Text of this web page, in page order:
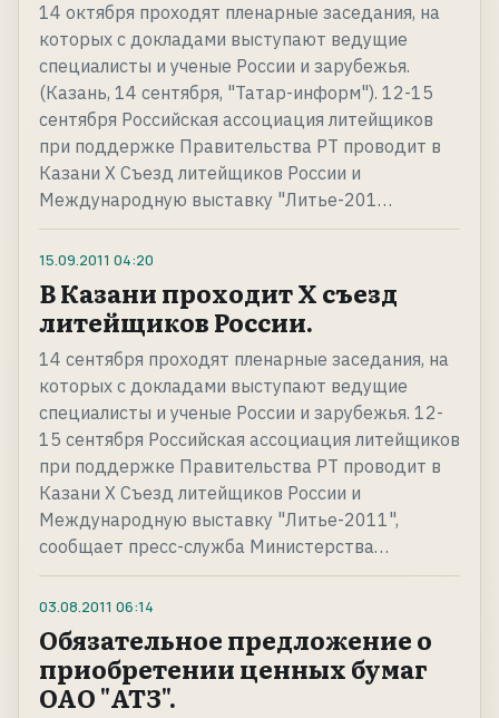
14 октября проходят пленарные заседания, на
которых с докладами выступают ведущие
специалисты и ученые России и зарубежья.
(Казань, 14 сентября, "Татар-информ"). 12-15
сентября Российская ассоциация литейщиков
при поддержке Правительства РТ проводит в
Казани X Съезд литейщиков России и
Международную выставку "Литье-201…
15.09.2011 04:20
В Казани проходит X съезд
литейщиков России.
14 сентября проходят пленарные заседания, на
которых с докладами выступают ведущие
специалисты и ученые России и зарубежья. 12-
15 сентября Российская ассоциация литейщиков
при поддержке Правительства РТ проводит в
Казани X Съезд литейщиков России и
Международную выставку "Литье-2011",
сообщает пресс-служба Министерства…
03.08.2011 06:14
Обязательное предложение о
приобретении ценных бумаг
ОАО "АТЗ".